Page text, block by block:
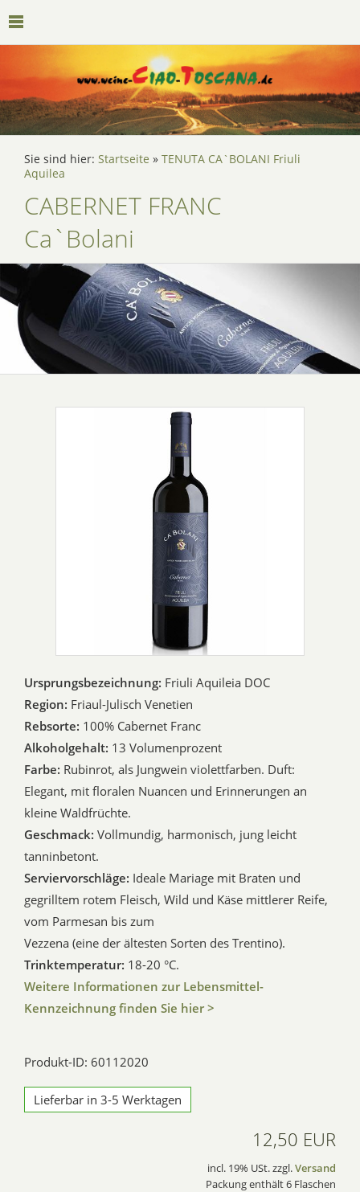
Sie sind hier: Startseite » TENUTA CA`BOLANI Friuli
Aquilea
CABERNET FRANC
Ca`Bolani
Ursprungsbezeichnung: Friuli Aquileia DOC
Region: Friaul-Julisch Venetien
Rebsorte: 100% Cabernet Franc
Alkoholgehalt: 13 Volumenprozent
Farbe: Rubinrot, als Jungwein violettfarben. Duft:
Elegant, mit floralen Nuancen und Erinnerungen an
kleine Waldfrüchte.
Geschmack: Vollmundig, harmonisch, jung leicht
tanninbetont.
Serviervorschläge: Ideale Mariage mit Braten und
gegrilltem rotem Fleisch, Wild und Käse mittlerer Reife,
vom Parmesan bis zum
Vezzena (eine der ältesten Sorten des Trentino).
Trinktemperatur: 18-20 °C.
Weitere Informationen zur Lebensmittel-
Kennzeichnung finden Sie hier >
Produkt-ID: 60112020
Lieferbar in 3-5 Werktagen
12,50 EUR
incl. 19% USt. zzgl.Versand
Packung enthält 6 Flaschen